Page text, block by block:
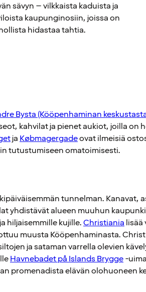
sävyn – vilkkaista kaduista ja
kaupunginosiin, joissa on
hidastaa tahtia.
Bysta (Kööpenhaminan
kahvilat ja pienet aukiot, joilla on
ja Købmagergadeovat ilmeisiä
tutustumiseen omatoimisesti.
tunnelman. Kanavat,
yhdistävät alueen muuhun
hiljaisemmille kujille.Christiania
muusta Kööpenhaminasta.
ja sataman varrella olevien
Havnebadet på Islands Brygge-
promenadista elävän olohuoneen